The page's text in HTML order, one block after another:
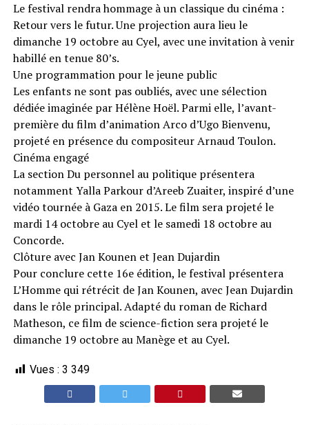
Le festival rendra hommage à un classique du cinéma :
Retour vers le futur. Une projection aura lieu le
dimanche 19 octobre au Cyel, avec une invitation à venir
habillé en tenue 80’s.
Une programmation pour le jeune public
Les enfants ne sont pas oubliés, avec une sélection
dédiée imaginée par Hélène Hoël. Parmi elle, l’avant-
première du film d’animation Arco d’Ugo Bienvenu,
projeté en présence du compositeur Arnaud Toulon.
Cinéma engagé
La section Du personnel au politique présentera
notamment Yalla Parkour d’Areeb Zuaiter, inspiré d’une
vidéo tournée à Gaza en 2015. Le film sera projeté le
mardi 14 octobre au Cyel et le samedi 18 octobre au
Concorde.
Clôture avec Jan Kounen et Jean Dujardin
Pour conclure cette 16e édition, le festival présentera
L’Homme qui rétrécit de Jan Kounen, avec Jean Dujardin
dans le rôle principal. Adapté du roman de Richard
Matheson, ce film de science-fiction sera projeté le
dimanche 19 octobre au Manège et au Cyel.
Vues : 3 349